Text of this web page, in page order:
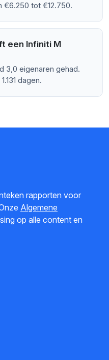
€6.250 tot €12.750.
een Infiniti M
3,0 eigenaren gehad.
dagen.
rapporten voor
Algemene
op alle content en